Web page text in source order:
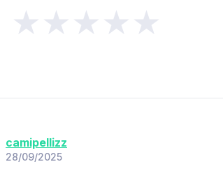
★★★★★
camipellizz
28/09/2025